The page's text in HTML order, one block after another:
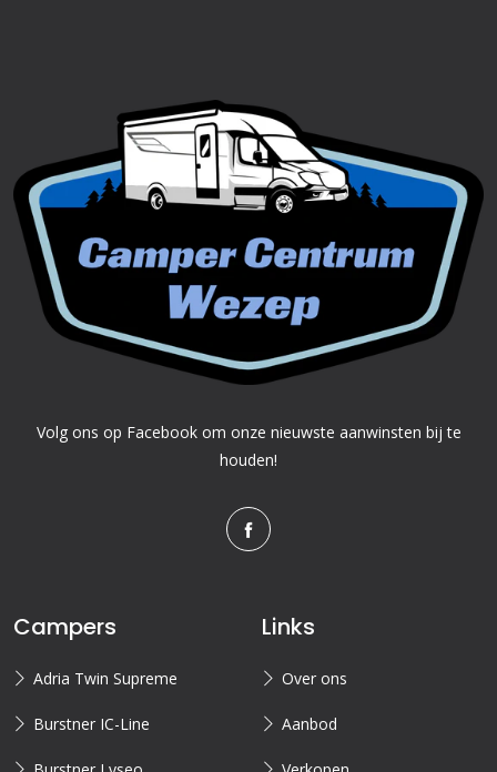
Volg ons op Facebook om onze nieuwste aanwinsten bij te
houden!
Campers
Adria Twin Supreme
Burstner IC-Line
Links
Over ons
Aanbod